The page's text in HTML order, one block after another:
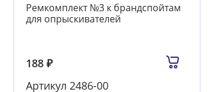
Ремкомплект №3 к брандспойтам
для опрыскивателей
188 ₽
Артикул 2486-00